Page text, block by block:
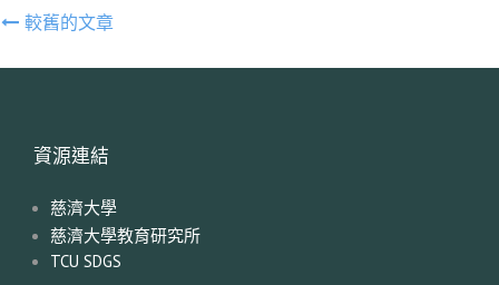
文較舊的文章
資源連結
慈濟大學
慈濟大學教育研究所
TCU SDGS